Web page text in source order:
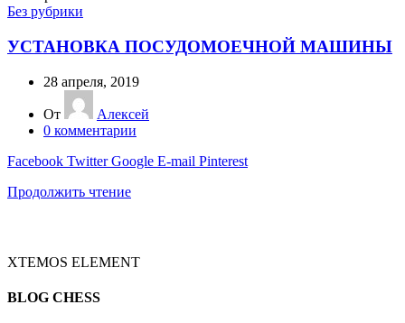
Без рубрики
УСТАНОВКА ПОСУДОМОЕЧНОЙ МАШИНЫ
28 апреля, 2019
От
Алексей
0 комментарии
Facebook Twitter Google E-mail Pinterest
Продолжить чтение
XTEMOS ELEMENT
BLOG CHESS